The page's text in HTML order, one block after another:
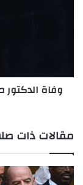
أعلامها
البارزين
وفاة الدكتور
مقالات ذات